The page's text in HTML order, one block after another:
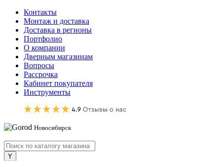
Контакты
Монтаж и доставка
Доставка в регионы
Портфолио
О компании
Дверным магазинам
Вопросы
Рассрочка
Кабинет покупателя
Инструменты
Новосибирск